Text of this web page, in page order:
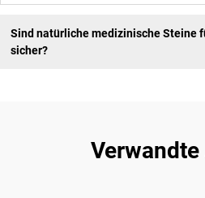
Sind natürliche medizinische Steine
sicher?
Verwandte